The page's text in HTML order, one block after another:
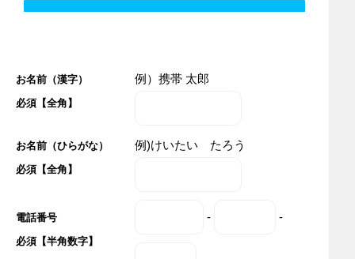
お名前（漢字）
必須【全角】
例）携帯 太郎
お名前（ひらがな）
必須【全角】
例)けいたい たろう
電話番号
必須【半角数字】
- -